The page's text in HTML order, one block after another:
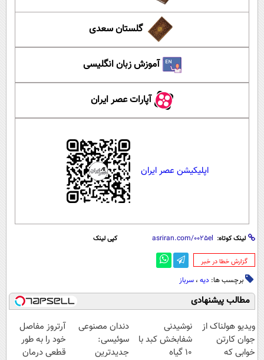
گلستان سعدی
آموزش زبان انگلیسی
آپارات عصر ایران
اپلیکیشن عصر ایران
لینک کوتاه: کپی لینک
‌گزارش خطا در خبر
برچسب ها: دیه ، سرباز
مطالب پیشنهادی
ویدیو هولناک از
جوان کارتن
خوابی که
نوشیدنی
شفابخش کبد با
10 گیاه
دندان مصنوعی
سوئیسی:
جدیدترین
آرتروز مفاصل
خود را به طور
قطعی درمان